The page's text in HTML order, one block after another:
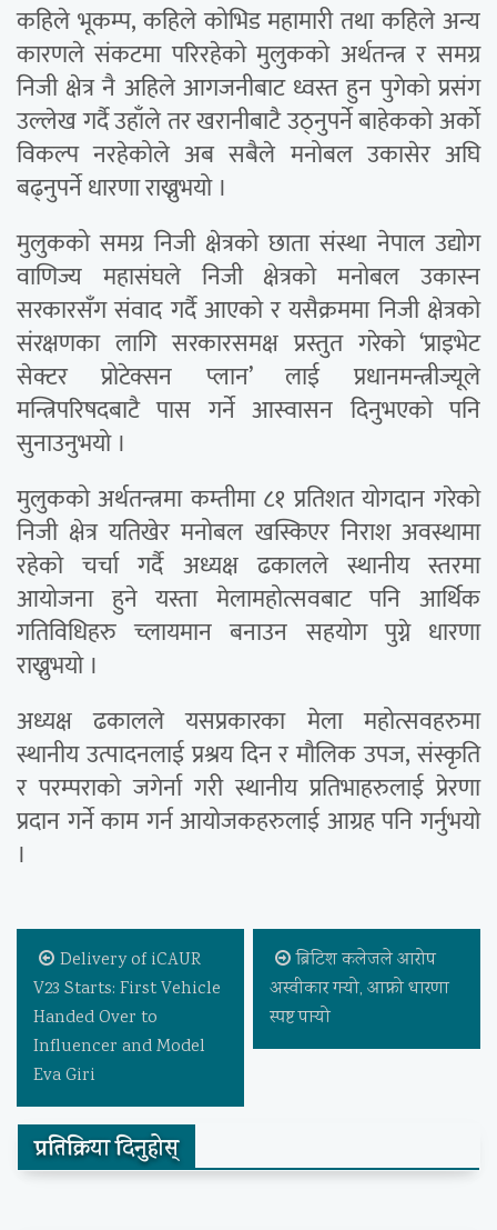
कहिले भूकम्प, कहिले कोभिड महामारी तथा कहिले अन्य
कारणले संकटमा परिरहेको मुलुकको अर्थतन्त्र र समग्र
निजी क्षेत्र नै अहिले आगजनीबाट ध्वस्त हुन पुगेको प्रसंग
उल्लेख गर्दै उहाँले तर खरानीबाटै उठ्नुपर्ने बाहेकको अर्काे
विकल्प नरहेकोले अब सबैले मनोबल उकासेर अघि
बढ्नुपर्ने धारणा राख्नुभयो ।
मुलुकको समग्र निजी क्षेत्रको छाता संस्था नेपाल उद्योग
वाणिज्य महासंघले निजी क्षेत्रको मनोबल उकास्न
सरकारसँग संवाद गर्दै आएको र यसैक्रममा निजी क्षेत्रको
संरक्षणका लागि सरकारसमक्ष प्रस्तुत गरेको ‘प्राइभेट
सेक्टर प्रोटेक्सन प्लान’ लाई प्रधानमन्त्रीज्यूले
मन्त्रिपरिषदबाटै पास गर्ने आस्वासन दिनुभएको पनि
सुनाउनुभयो ।
मुलुकको अर्थतन्त्रमा कम्तीमा ८१ प्रतिशत योगदान गरेको
निजी क्षेत्र यतिखेर मनोबल खस्किएर निराश अवस्थामा
रहेको चर्चा गर्दै अध्यक्ष ढकालले स्थानीय स्तरमा
आयोजना हुने यस्ता मेलामहोत्सवबाट पनि आर्थिक
गतिविधिहरु च्लायमान बनाउन सहयोग पुग्ने धारणा
राख्नुभयो ।
अध्यक्ष ढकालले यसप्रकारका मेला महोत्सवहरुमा
स्थानीय उत्पादनलाई प्रश्रय दिन र मौलिक उपज, संस्कृति
र परम्पराको जगेर्ना गरी स्थानीय प्रतिभाहरुलाई प्रेरणा
प्रदान गर्ने काम गर्न आयोजकहरुलाई आग्रह पनि गर्नुभयो
।
Delivery of iCAUR
V23 Starts: First Vehicle
Handed Over to
Influencer and Model
Eva Giri
ब्रिटिश कलेजले आरोप
अस्वीकार गर्‍यो, आफ्नो धारणा
स्पष्ट पार्‍यो
प्रतिक्रिया दिनुहोस्